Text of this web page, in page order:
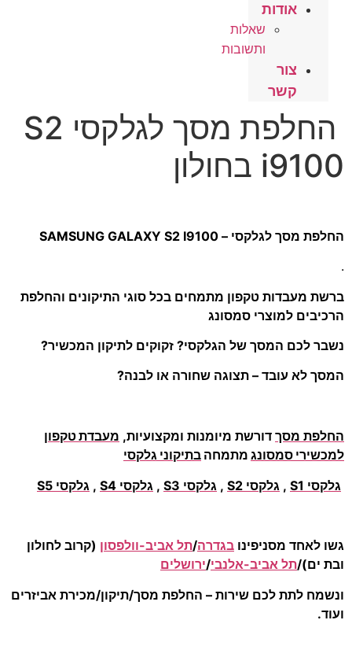
אודות
שאלות
ותשובות
צור
קשר
החלפת מסך לגלקסי S2
i9100 בחולון
החלפת מסך לגלקסי – SAMSUNG GALAXY S2 I9100
.
ברשת מעבדות טקפון מתמחים בכל סוגי התיקונים והחלפת
הרכיבים למוצרי סמסונג
נשבר לכם המסך של הגלקסי? זקוקים לתיקון המכשיר?
המסך לא עובד – תצוגה שחורה או לבנה?
החלפת מסך דורשת מיומנות ומקצועיות, מעבדת טקפון
למכשירי סמסונג מתמחה בתיקוני גלקסי
גלקסי S1
, גלקסי S2 , גלקסי S3 , גלקסי S4 , גלקסי S5
גשו לאחד מסניפינו בגדרה/תל אביב-וולפסון (קרוב לחולון
ובת ים)/תל אביב-אלנבי/ירושלים
ונשמח לתת לכם שירות – החלפת מסך/תיקון/מכירת אביזרים
ועוד.